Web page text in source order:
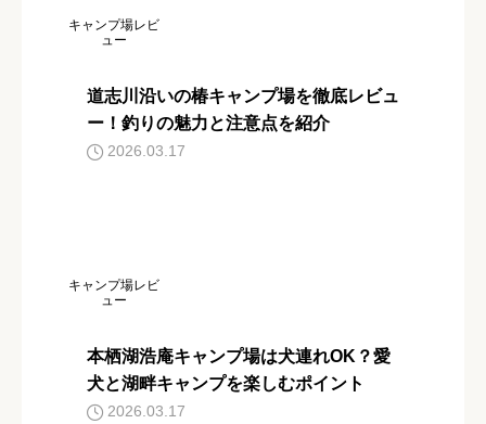
キャンプ場レビ
ュー
道志川沿いの椿キャンプ場を徹底レビュ
ー！釣りの魅力と注意点を紹介
2026.03.17
キャンプ場レビ
ュー
本栖湖浩庵キャンプ場は犬連れOK？愛
犬と湖畔キャンプを楽しむポイント
2026.03.17